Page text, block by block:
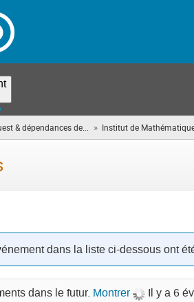
& dépendances de... » Institut de
dans la liste ci-dessous ont
dans le futur. Montrer Il y a 6